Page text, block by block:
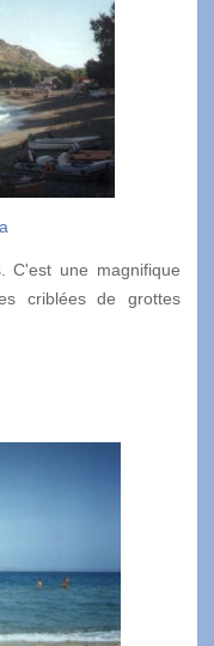
C'est une magnifique
criblées de grottes